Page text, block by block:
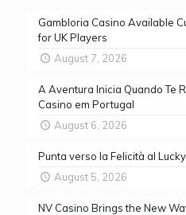
Gambloria Casino Available
for UK Players
August 7, 2026
A Aventura Inicia Quando Te
Casino em Portugal
August 6, 2026
Punta verso la Felicità al
August 5, 2026
NV Casino Brings the New